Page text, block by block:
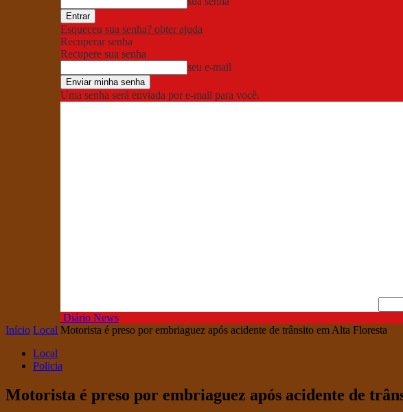
Esqueceu sua senha? obter ajuda
Recuperar senha
Recupere sua senha
seu e-mail
Uma senha será enviada por e-mail para você.
Diário News
Início Local Motorista é preso por embriaguez após acidente de trânsito em Alta Floresta
Local
Policia
Motorista é preso por embriaguez após acidente de